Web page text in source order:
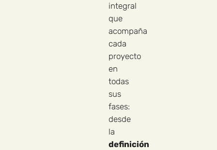
integral
que
acompaña
cada
proyecto
en
todas
sus
fases:
desde
la
definición